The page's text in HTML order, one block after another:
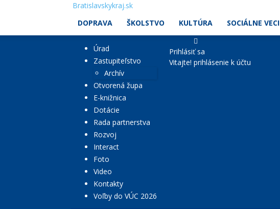
Bratislavskykraj.sk
DOPRAVA
ŠKOLSTVO KULTÚRA SOCIÁLNE VECI
Úrad
Zastupiteľstvo
Archív
Otvorená župa
E-knižnica
Dotácie
Rada partnerstva
Rozvoj
Interact
Foto
Video
Kontakty
Voľby do VÚC 2026
Prihlásiť sa
Vitajte! prihlásenie k účtu